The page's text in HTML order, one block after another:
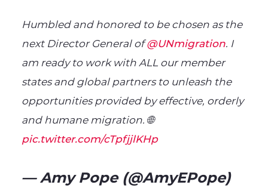
Humbled and honored to be chosen as the
next Director General of@UNmigration. I
am ready to work with ALL our member
states and global partners to unleash the
opportunities provided by effective, orderly
and humane migration. 🌐︎
pic.twitter.com/cTpfjjlKHp
— Amy Pope (@AmyEPope)